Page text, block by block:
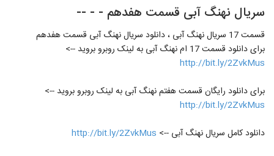
سریال نهنگ آبی قسمت هفدهم - - --
قسمت 17 سریال نهنگ آبی ، دانلود سریال نهنگ آبی قسمت هفدهم
برای دانلود قسمت 17 ام نهنگ آبی به لینک روبرو بروید -->
http://bit.ly/2ZvkMus
برای دانلود رایگان قسمت هفتم نهنگ آبی به لینک روبرو بروید -->
http://bit.ly/2ZvkMus
دانلود کامل سریال نهنگ آبی --> http://bit.ly/2ZvkMus